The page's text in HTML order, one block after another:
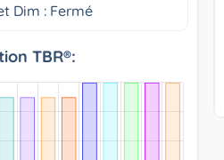
Dim : Fermé
TBR®: